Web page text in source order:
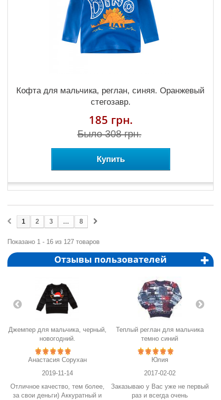
Кофта для мальчика, реглан, синяя. Оранжевый
стегозавр.
185 грн.
Было 308 грн.
Купить
1 2 3 ... 8
Показано 1 - 16 из 127 товаров
Отзывы пользователей
Джемпер для мальчика, черный,
новогодний.
Анастасия Сорухан
2019-11-14
Отличное качество, тем более,
за свои деньги) Аккуратный и
Теплый реглан для мальчика
темно синий
Юлия
2017-02-02
Заказываю у Вас уже не первый
раз и всегда очень